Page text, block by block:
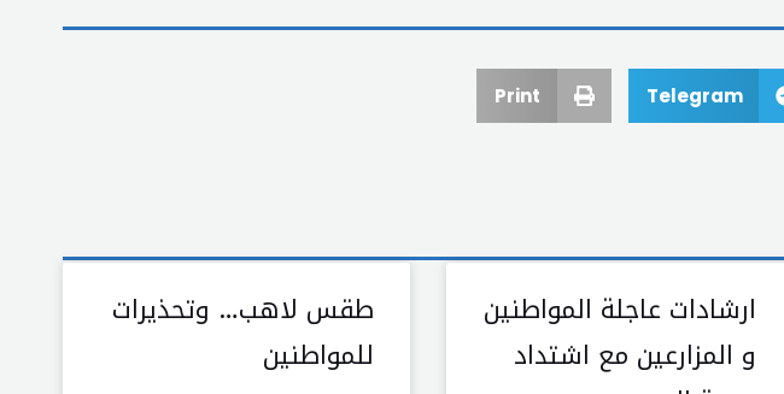
Telegram
Print
ارشادات عاجلة المواطنين
و المزارعين مع اشتداد
طقس لاهب… وتحذيرات
للمواطنين